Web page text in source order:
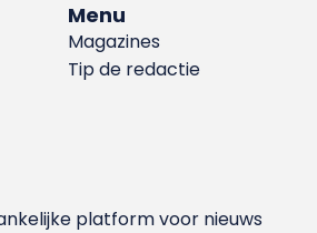
Menu
Magazines
Tip de redactie
platform voor nieuws